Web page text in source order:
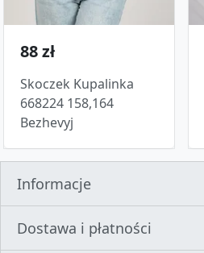
88 zł
Skoczek Kupalinka
668224 158,164
Bezhevyj
Informacje
Dostawa i płatności